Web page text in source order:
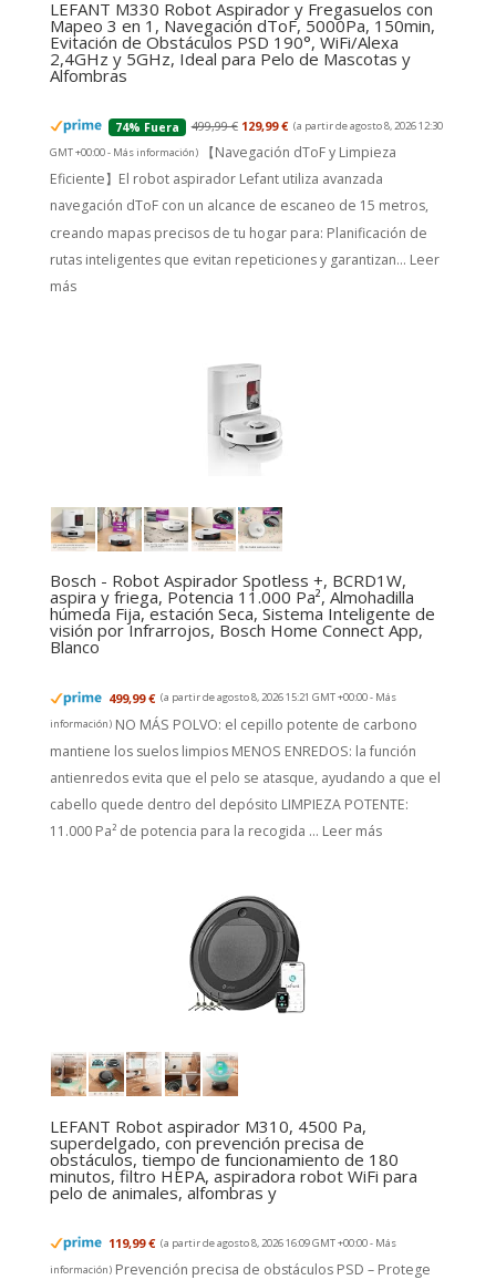
LEFANT M330 Robot Aspirador y Fregasuelos con
Mapeo 3 en 1, Navegación dToF, 5000Pa, 150min,
Evitación de Obstáculos PSD 190°, WiFi/Alexa
2,4GHz y 5GHz, Ideal para Pelo de Mascotas y
Alfombras
74% Fuera 499,99 € 129,99 € (a partir de agosto 8, 2026 12:30
GMT +00:00 - Más información)
【Navegación dToF y Limpieza
Eficiente】El robot aspirador Lefant utiliza avanzada
navegación dToF con un alcance de escaneo de 15 metros,
creando mapas precisos de tu hogar para: Planificación de
rutas inteligentes que evitan repeticiones y garantizan... Leer
más
Bosch - Robot Aspirador Spotless +, BCRD1W,
aspira y friega, Potencia 11.000 Pa², Almohadilla
húmeda Fija, estación Seca, Sistema Inteligente de
visión por Infrarrojos, Bosch Home Connect App,
Blanco
499,99 € (a partir de agosto 8, 2026 15:21 GMT +00:00 - Más
información) NO MÁS POLVO: el cepillo potente de carbono
mantiene los suelos limpios MENOS ENREDOS: la función
antienredos evita que el pelo se atasque, ayudando a que el
cabello quede dentro del depósito LIMPIEZA POTENTE:
11.000 Pa² de potencia para la recogida ... Leer más
LEFANT Robot aspirador M310, 4500 Pa,
superdelgado, con prevención precisa de
obstáculos, tiempo de funcionamiento de 180
minutos, filtro HEPA, aspiradora robot WiFi para
pelo de animales, alfombras y
119,99 € (a partir de agosto 8, 2026 16:09 GMT +00:00 - Más
información) Prevención precisa de obstáculos PSD – Protege